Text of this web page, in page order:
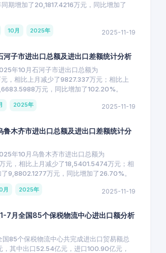
期增加了20,1817.4216万元，同比增加了
10月 2025年 2025-11-19
子市进出口总额及进出口差额统计分析
年10月石河子市进出口总额为
，相比上月减少了9827.337万元；相比上
万元，同比增加了102.20%。
2025年 2025-11-19
木齐市进出口总额及进出口差额统计分
年10月乌鲁木齐市进出口总额为
元，相比上月减少了18,5401.5474万元；相
9,8802.1277万元，同比增加了26.70%。
月 2025年 2025-11-19
7月全国85个保税物流中心进出口额分析
85个保税物流中心共完成进出口贸易额总
，其中出口52.54亿元，进口100.90亿元，